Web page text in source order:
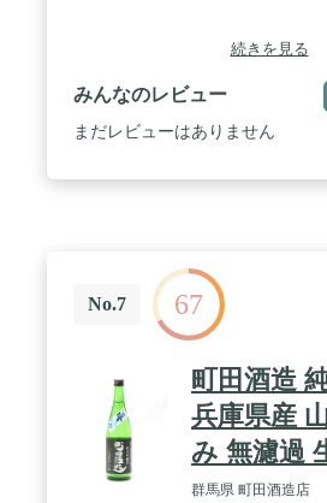
続きを見る
みんなのレビュー
まだレビューはありません
No.7 67
町田酒造
兵庫県産
み 無濾過
群馬県 町田酒造店